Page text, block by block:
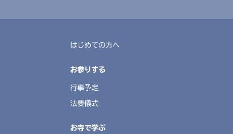
はじめての方へ
お参りする
行事予定
法要儀式
お寺で学ぶ